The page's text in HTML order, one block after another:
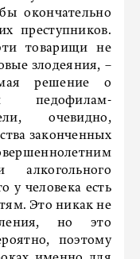
окончательно
преступников.
товарищи не
злодеяния, –
решение о
педофилам-
очевидно,
законченных
алкогольного
у человека есть
Это никак не
но это
поэтому